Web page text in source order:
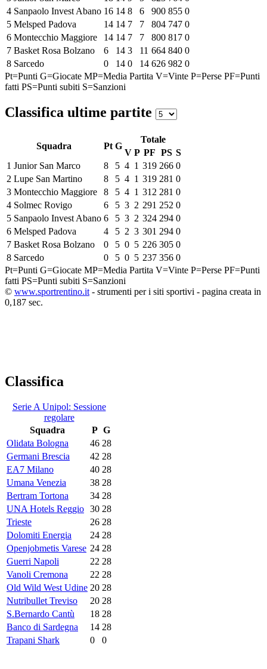
4 Sanpaolo Invest Abano 16 14 8 6 900 855 0
5 Melsped Padova 14 14 7 7 804 747 0
6 Montecchio Maggiore 14 14 7 7 800 817 0
7 Basket Rosa Bolzano 6 14 3 11 664 840 0
8 Sarcedo 0 14 0 14 626 982 0
Pt=Punti G=Giocate MP=Media Partita V=Vinte P=Perse PF=Punti
fatti PS=Punti subiti S=Sanzioni
Classifica ultime partite
Squadra Pt G
Totale
V P PF PS S
1 Junior San Marco 8 5 4 1 319 266 0
2 Lupe San Martino 8 5 4 1 319 281 0
3 Montecchio Maggiore 8 5 4 1 312 281 0
4 Solmec Rovigo 6 5 3 2 291 252 0
5 Sanpaolo Invest Abano 6 5 3 2 324 294 0
6 Melsped Padova 4 5 2 3 301 294 0
7 Basket Rosa Bolzano 0 5 0 5 226 305 0
8 Sarcedo 0 5 0 5 237 356 0
Pt=Punti G=Giocate MP=Media Partita V=Vinte P=Perse PF=Punti
fatti PS=Punti subiti S=Sanzioni
© www.sportrentino.it - strumenti per i siti sportivi - pagina creata in
0,187 sec.
Classifica
Serie A Unipol: Sessione
regolare
Squadra
P G
Olidata Bologna
46 28
Germani Brescia
42 28
EA7 Milano
40 28
Umana Venezia
38 28
Bertram Tortona
34 28
UNA Hotels Reggio 30 28
Trieste
26 28
Dolomiti Energia
24 28
Openjobmetis Varese 24 28
Guerri Napoli
22 28
Vanoli Cremona
22 28
Old Wild West Udine 20 28
Nutribullet Treviso
20 28
S.Bernardo Cantù
18 28
Banco di Sardegna
14 28
Trapani Shark
0 0